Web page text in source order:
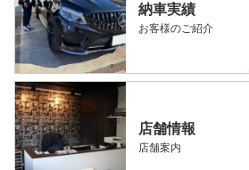
納車実績
お客様のご紹介
店舗情報
店舗案内